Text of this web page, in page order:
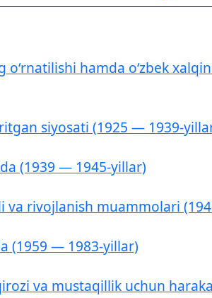
oʻrnatilishi hamda oʻzbek
siyosati (1925 — 1939-
(1939 — 1945-yillar)
va rivojlanish muammolari
(1959 — 1983-yillar)
va mustaqillik uchun